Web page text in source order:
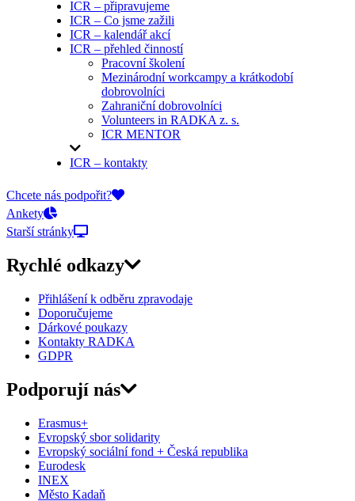
ICR – připravujeme
ICR – Co jsme zažili
ICR – kalendář akcí
ICR – přehled činností
Pracovní školení
Mezinárodní workcampy a krátkodobí
dobrovolníci
Zahraniční dobrovolníci
Volunteers in RADKA z. s.
ICR MENTOR
ICR – kontakty
On-line přihlášky
Chcete nás podpořit?
Ankety
Starší stránky
Rychlé odkazy
Přihlášení k odběru zpravodaje
Doporučujeme
Dárkové poukazy
Kontakty RADKA
GDPR
Podporují nás
Erasmus+
Evropský sbor solidarity
Evropský sociální fond + Česká republika
Eurodesk
INEX
Město Kadaň